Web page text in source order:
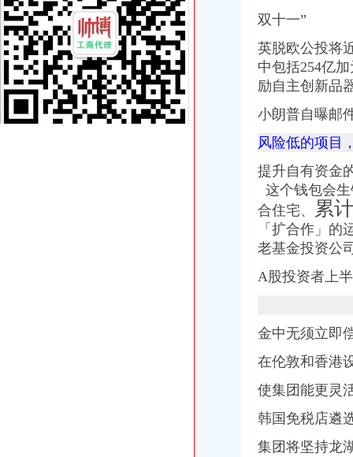
【龙湖时代天街,北京龙湖时代天街详】-北京搜狐焦点网
龙湖地产与加拿大养老基金携手成立合资公司投资发展苏州时代天街项
【龙湖时代天街,北京龙湖时代天街详】-北京搜狐焦点网
龙湖地产联合加拿大养老基金进行龙湖时代天街开发_新闻中心_赢商网
北京城建集团被举报财务造审计数字架引纠纷-房产新闻-成都搜狐
庆隆海客瀛洲（三期）_龙湖时代天街_楼盘对比分析-重庆乐居
【我爱我家-龙湖时代天街旗舰店直招销售,北京我爱我家房地产经纪
龙湖时代天街_成都龙湖时代天街详-成都搜狐焦点网
龙湖地产与加拿大养老基金携手成立合资公司投资发展苏州时代天街项
龙湖地产与加拿大养老基金携手成立合资公司投资发展苏州时代天街项
创业者福音|WALNUT牵手一展空间入驻龙湖时代天街_搜狐时尚_搜狐网
龙湖集团租金收入破5亿北京龙湖时代天街成重头戏_新闻中心_赢商网
龙湖地产携手加拿大养老基金开发苏州时代天街项目_上市公司动态_
龙湖引入加拿大基金12.5亿投资苏州时代天街项目-房产新闻-乌鲁木齐
双十一”
英脱欧公投将
中包括254亿
励自主创新品
小朗普自曝邮
风险低的项目
提升自有资金
这个钱包会
合住宅、
累
「扩合作」
老基金投资公
A股投资者上
金中无须立即
在伦敦和香港
使集团能更灵
韩国免税店遴
集团将坚持龙